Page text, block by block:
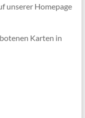
unserer Homepage
Karten in